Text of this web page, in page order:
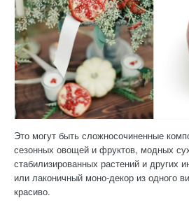
Это могут быть сложносочиненные
сезонных овощей и фруктов, модных
стабилизированных растений и других
или лаконичный моно-декор из одного
красиво.